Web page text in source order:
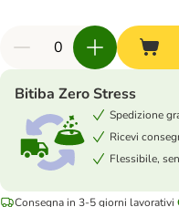
Bitiba Zero Stress
Spedizione
Ricevi
Flessibile,
Consegna in 3-5 giorni lavorativi